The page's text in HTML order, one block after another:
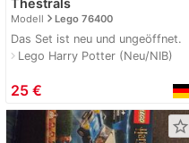
Thestrals
Modellnavigate_nextLego 76400
Das Set ist neu und ungeöffnet.
navigate_nextLego Harry Potter (Neu/NIB)
25 €
star_border